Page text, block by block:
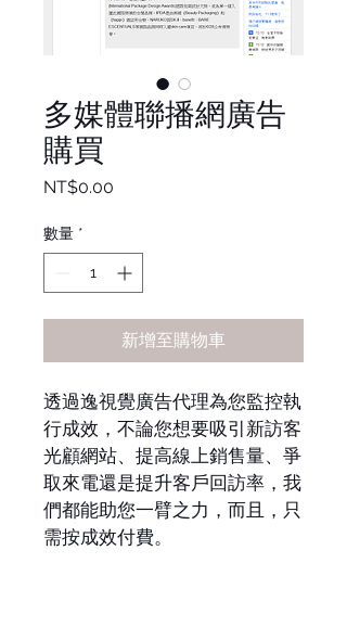
多媒體聯播網廣告
購買
NT$0.00
數量 *
新增至購物車
透過逸視覺廣告代理為您監控執
行成效，不論您想要吸引新訪客
光顧網站、提高線上銷售量、爭
取來電還是提升客戶回訪率，我
們都能助您一臂之力，而且，只
需按成效付費。